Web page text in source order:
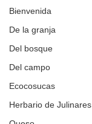
Bienvenida
De la granja
Del bosque
Del campo
Ecocosucas
Herbario de Julinares